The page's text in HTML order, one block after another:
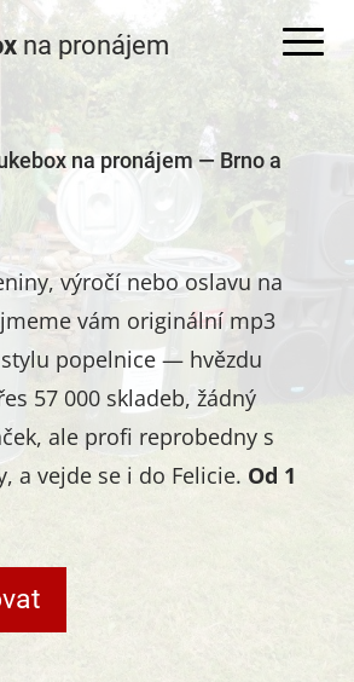
na pronájem
na pronájem — Brno a
výročí nebo oslavu na
vám originální mp3
popelnice — hvězdu
57 000 skladeb, žádný
ale profi reprobedny s
a vejde se i do Felicie. Od 1